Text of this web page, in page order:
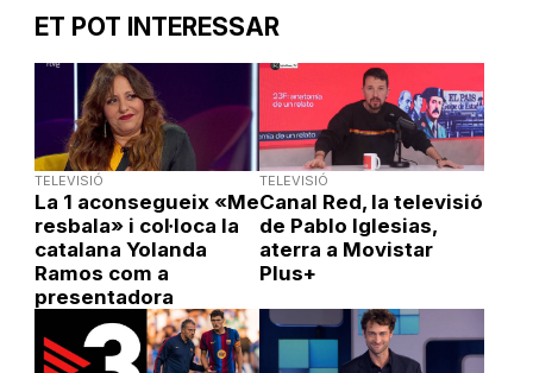
ET POT INTERESSAR
TELEVISIÓ
La 1 aconsegueix «Me
resbala» i col·loca la
catalana Yolanda
Ramos com a
presentadora
TELEVISIÓ
Canal Red, la televisió
de Pablo Iglesias,
aterra a Movistar
Plus+